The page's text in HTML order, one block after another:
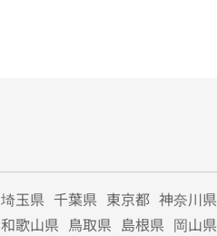
埼玉県 千葉県 東京都 神奈川県
和歌山県 鳥取県 島根県 岡山県